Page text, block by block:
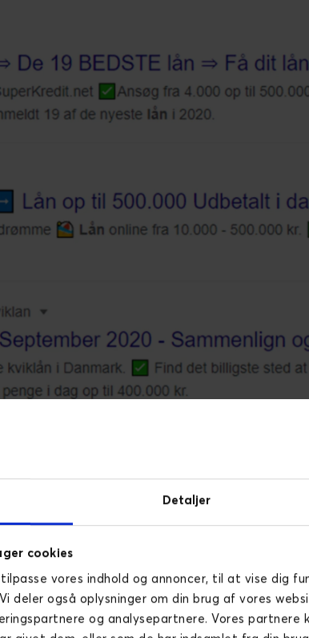
Detaljer
cookies
vores indhold og annoncer, til at vise dig
deler også oplysninger om din brug af vores
og analysepartnere. Vores partnere
og
) eller tankestreg (–) til at adskille sætninger, og
der accepteres, og som er begyndt at vinde
forskel på hvilke tegn der slår igennem i